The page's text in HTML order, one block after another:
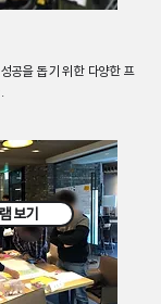
공을 돕기 위한 다양한 프
보기